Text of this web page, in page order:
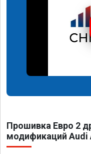
Прошивка Евро 2
модификаций Audi